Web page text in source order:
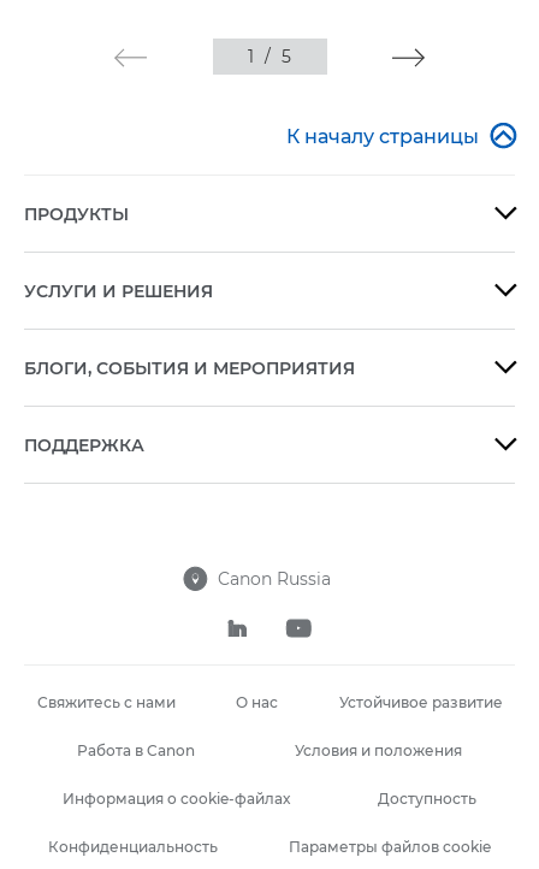
1 / 5
К началу страницы 
ПРОДУКТЫ 
УСЛУГИ И РЕШЕНИЯ 
БЛОГИ, СОБЫТИЯ И МЕРОПРИЯТИЯ 
ПОДДЕРЖКА 
 Canon Russia
 
Свяжитесь с нами О нас Устойчивое развитие
Работа в Canon Условия и положения
Информация о cookie-файлах Доступность
Конфиденциальность Параметры файлов cookie